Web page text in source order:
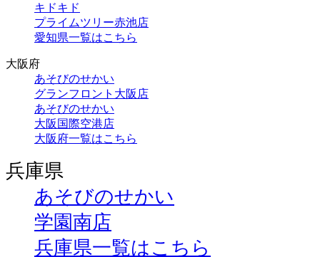
キドキド
プライムツリー赤池店
愛知県一覧はこちら
大阪府
あそびのせかい
グランフロント大阪店
あそびのせかい
大阪国際空港店
大阪府一覧はこちら
兵庫県
あそびのせかい
学園南店
兵庫県一覧はこちら